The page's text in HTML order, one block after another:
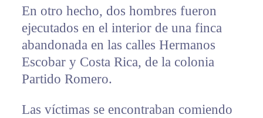
En otro hecho, dos hombres fueron
ejecutados en el interior de una finca
abandonada en las calles Hermanos
Escobar y Costa Rica, de la colonia
Partido Romero.
Las víctimas se encontraban comiendo